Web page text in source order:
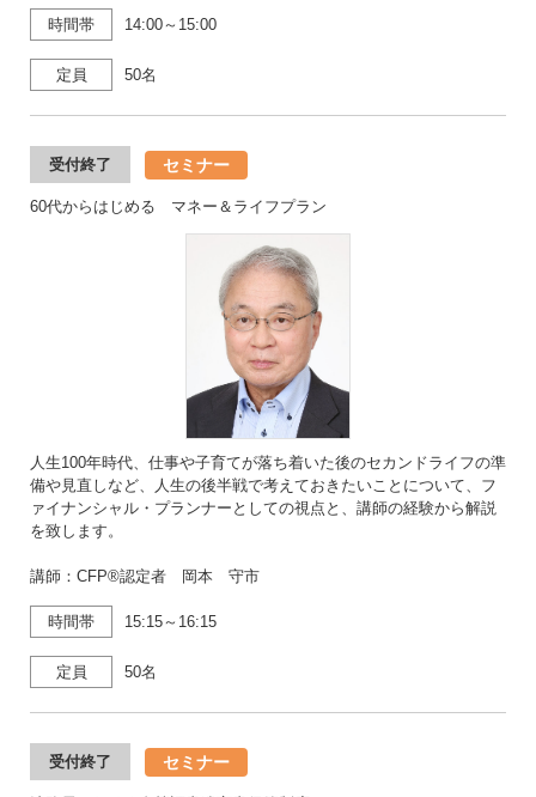
時間帯 14:00～15:00
定員 50名
受付終了 セミナー
60代からはじめる マネー＆ライフプラン
人生100年時代、仕事や子育てが落ち着いた後のセカンドライフの準
備や見直しなど、人生の後半戦で考えておきたいことについて、フ
ァイナンシャル・プランナーとしての視点と、講師の経験から解説
を致します。
講師：CFP®認定者 岡本 守市
時間帯 15:15～16:15
定員 50名
受付終了 セミナー